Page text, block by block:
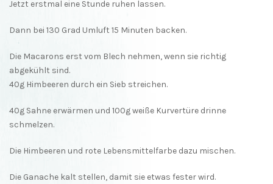
Jetzt erstmal eine Stunde ruhen lassen.
Dann bei 130 Grad Umluft 15 Minuten backen.
Die Macarons erst vom Blech nehmen, wenn sie richtig
abgekühlt sind.
40g Himbeeren durch ein Sieb streichen.
40g Sahne erwärmen und 100g weiße Kurvertüre drinne
schmelzen.
Die Himbeeren und rote Lebensmittelfarbe dazu mischen.
Die Ganache kalt stellen, damit sie etwas fester wird.